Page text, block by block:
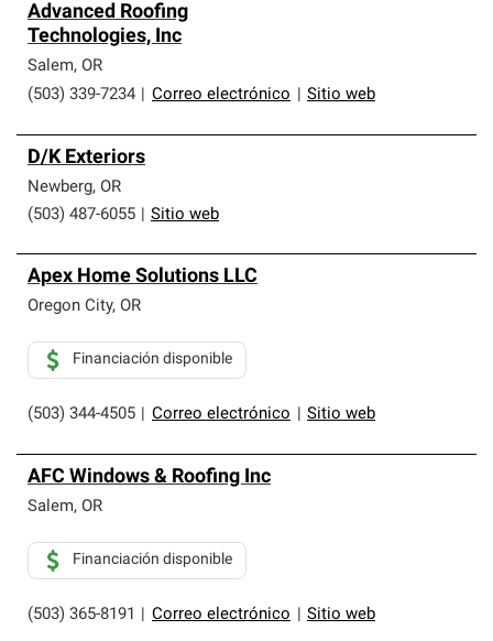
Advanced Roofing
Technologies, Inc
Salem, OR
(503) 339-7234
Correo electrónico Sitio web
D/K Exteriors
Newberg, OR
(503) 487-6055
Sitio web
Apex Home Solutions LLC
Oregon City, OR
(503) 344-4505 Correo electrónico Sitio web
Financiación disponible
AFC Windows & Roofing Inc
Salem, OR
(503) 365-8191 Correo electrónico Sitio web
Financiación disponible